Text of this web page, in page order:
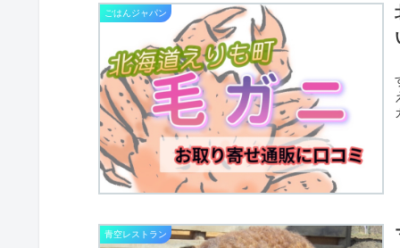
ごはんジャパン
青空レストラン